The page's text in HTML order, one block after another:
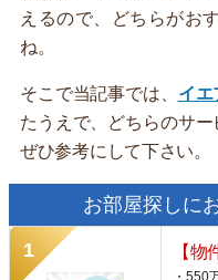
えるので、どちらがお
ね。
そこで当記事では、 イエ
たうえで、どちらのサー
ぜひ参考にして下さい。
お部屋探しに
【物
・550